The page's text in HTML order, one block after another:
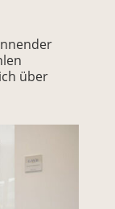
über